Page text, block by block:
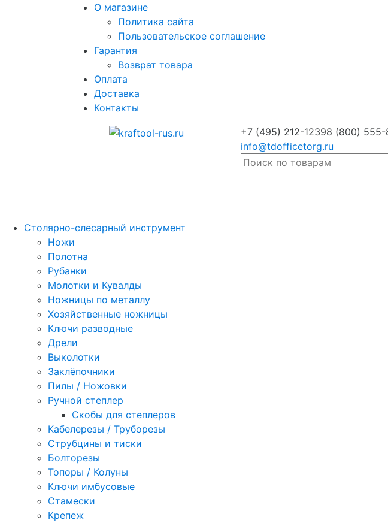
О магазине
Политика сайта
Пользовательское соглашение
Гарантия
Возврат товара
Оплата
Доставка
Контакты
+7 (495) 212-12398 (800)
info@tdofficetorg.ru
Столярно-слесарный инструмент
Ножи
Полотна
Рубанки
Молотки и Кувалды
Ножницы по металлу
Хозяйственные ножницы
Ключи разводные
Дрели
Выколотки
Заклёпочники
Пилы / Ножовки
Ручной степлер
Скобы для степлеров
Кабелерезы / Труборезы
Струбцины и тиски
Болторезы
Топоры / Колуны
Ключи имбусовые
Стамески
Крепеж